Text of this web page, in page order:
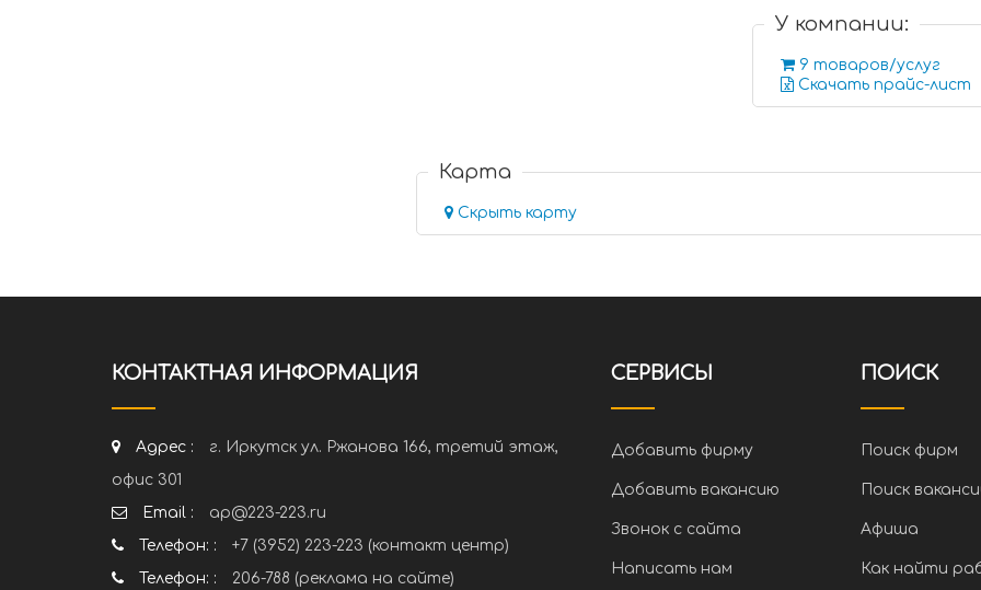
У компании:
9 товаров/услуг
Скачать прайс-лист
Карта
Скрыть карту
КОНТАКТНАЯ ИНФОРМАЦИЯ
Адрес :
г. Иркутск ул. Ржанова 166, третий этаж,
офис 301
Email :
ap@223-223.ru
Телефон: :
+7 (3952) 223-223 (контакт центр)
Телефон: :
206-788 (реклама на сайте)
СЕРВИСЫ
Добавить фирму
Добавить вакансию
Звонок с сайта
Написать нам
ПОИСК
Поиск фирм
Поиск
Афиша
Как найти